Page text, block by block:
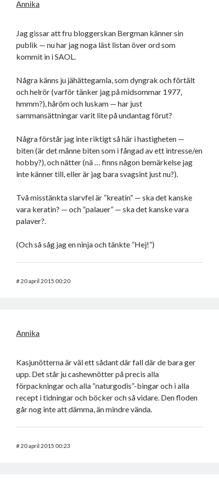
Annika
Jag gissar att fru bloggerskan Bergman känner sin
publik — nu har jag noga läst listan över ord som
kommit in i SAOL.
Några känns ju jähättegamla, som dyngrak och förtält
och helrör (varför tänker jag på midsommar 1977,
hmmm?), håröm och luskam — har just
sammansättningar varit lite på undantag förut?
Några förstår jag inte riktigt så här i hastigheten —
biten (är det månne biten som i fångad av ett intresse/en
hobby?), och nätter (nä … finns någon bemärkelse jag
inte känner till, eller är jag bara svagsint just nu?).
Två misstänkta slarvfel är ”kreatin” — ska det kanske
vara keratin? — och ”palauer” — ska det kanske vara
palaver?.
(Och så såg jag en ninja och tänkte ”Hej!”)
#20 april 2015 00:20
Annika
Kasjunötterna är väl ett sådant där fall där de bara ger
upp. Det står ju cashewnötter på precis alla
förpackningar och alla ”naturgodis”-bingar och i alla
recept i tidningar och böcker och så vidare. Den floden
går nog inte att dämma, än mindre vända.
#20 april 2015 00:23